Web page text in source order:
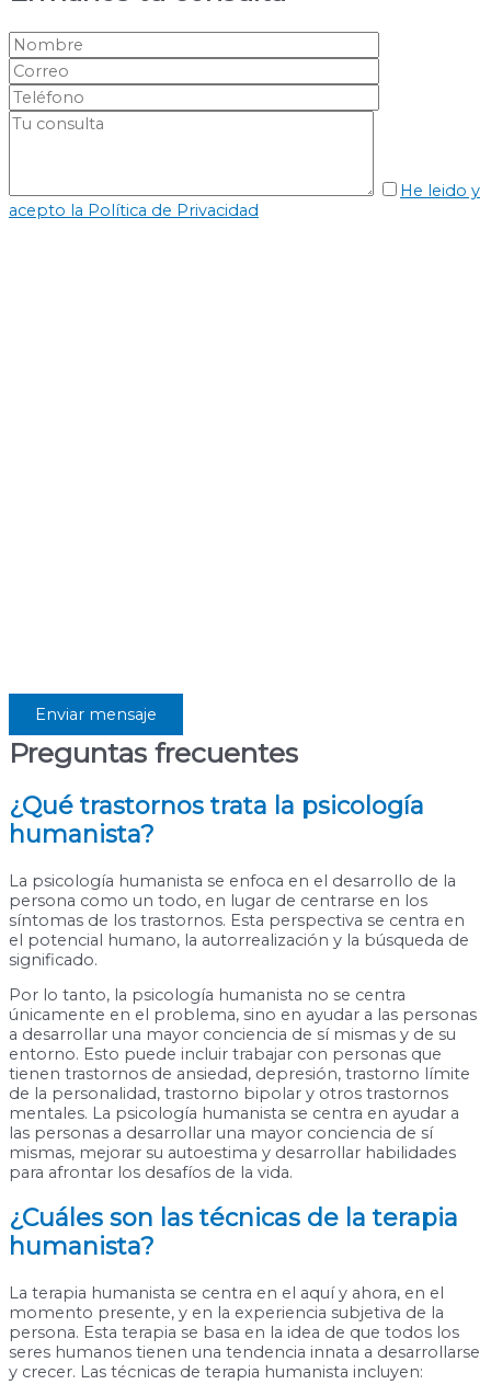
He leido y
acepto la Política de Privacidad
Preguntas frecuentes
¿Qué trastornos trata la psicología
humanista?
La psicología humanista se enfoca en el desarrollo de la
persona como un todo, en lugar de centrarse en los
síntomas de los trastornos. Esta perspectiva se centra en
el potencial humano, la autorrealización y la búsqueda de
significado.
Por lo tanto, la psicología humanista no se centra
únicamente en el problema, sino en ayudar a las personas
a desarrollar una mayor conciencia de sí mismas y de su
entorno. Esto puede incluir trabajar con personas que
tienen trastornos de ansiedad, depresión, trastorno límite
de la personalidad, trastorno bipolar y otros trastornos
mentales. La psicología humanista se centra en ayudar a
las personas a desarrollar una mayor conciencia de sí
mismas, mejorar su autoestima y desarrollar habilidades
para afrontar los desafíos de la vida.
¿Cuáles son las técnicas de la terapia
humanista?
La terapia humanista se centra en el aquí y ahora, en el
momento presente, y en la experiencia subjetiva de la
persona. Esta terapia se basa en la idea de que todos los
seres humanos tienen una tendencia innata a desarrollarse
y crecer. Las técnicas de terapia humanista incluyen: